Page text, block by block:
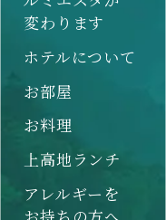
変わります
ホテルについて
お部屋
お料理
上高地ランチ
アレルギーを